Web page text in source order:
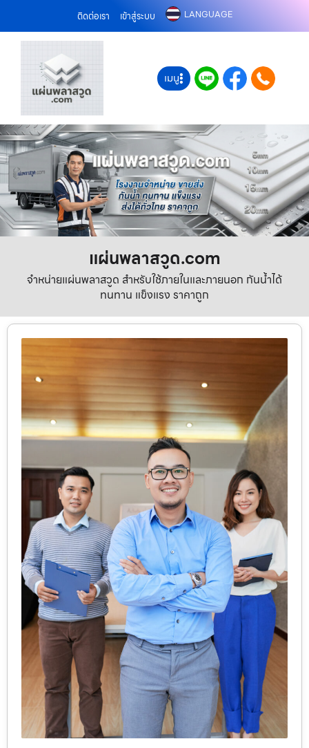
ติดต่อเรา เข้าสู่ระบบ LANGUAGE
เมนู
แผ่นพลาสวูด.com
จำหน่ายแผ่นพลาสวูด สำหรับใช้ภายในและภายนอก กันน้ำได้
ทนทาน แข็งแรง ราคาถูก